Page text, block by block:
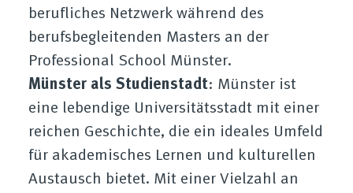
berufliches Netzwerk während des
berufsbegleitenden Masters an der
Professional School Münster.
Münster als Studienstadt: Münster ist
eine lebendige Universitätsstadt mit einer
reichen Geschichte, die ein ideales Umfeld
für akademisches Lernen und kulturellen
Austausch bietet. Mit einer Vielzahl an